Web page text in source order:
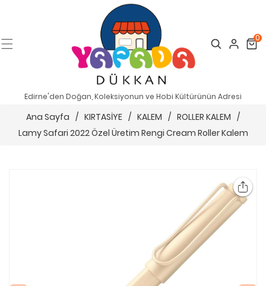
Search Cart
0
Edirne'den Doğan, Koleksiyonun ve Hobi Kültürünün Adresi
Ana Sayfa / KIRTASİYE / KALEM / ROLLER KALEM /
Lamy Safari 2022 Özel Üretim Rengi Cream Roller Kalem